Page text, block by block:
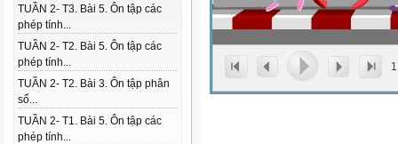
TUẦN 2- T3. Bài 5. Ôn tập các
phép tính...
TUẦN 2- T2. Bài 5. Ôn tập các
phép tính...
TUẦN 2- T2. Bài 3. Ôn tập phân
số...
TUẦN 2- T1. Bài 5. Ôn tập các
phép tính...
1